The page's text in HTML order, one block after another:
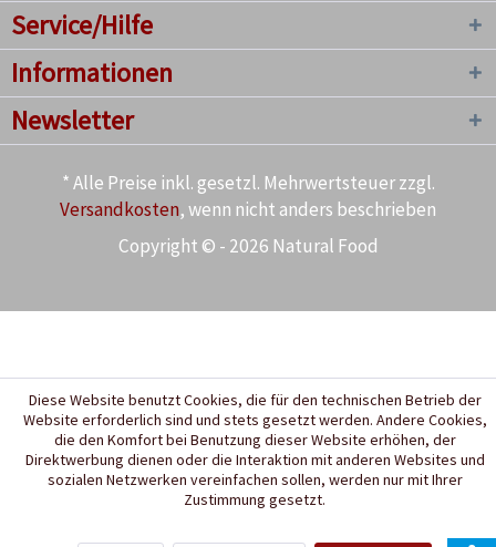
Service/Hilfe
Informationen
Newsletter
* Alle Preise inkl. gesetzl. Mehrwertsteuer zzgl.
Versandkosten, wenn nicht anders beschrieben
Copyright © - 2026 Natural Food
Diese Website benutzt Cookies, die für den technischen Betrieb der
Website erforderlich sind und stets gesetzt werden. Andere Cookies,
die den Komfort bei Benutzung dieser Website erhöhen, der
Direktwerbung dienen oder die Interaktion mit anderen Websites und
sozialen Netzwerken vereinfachen sollen, werden nur mit Ihrer
Zustimmung gesetzt.